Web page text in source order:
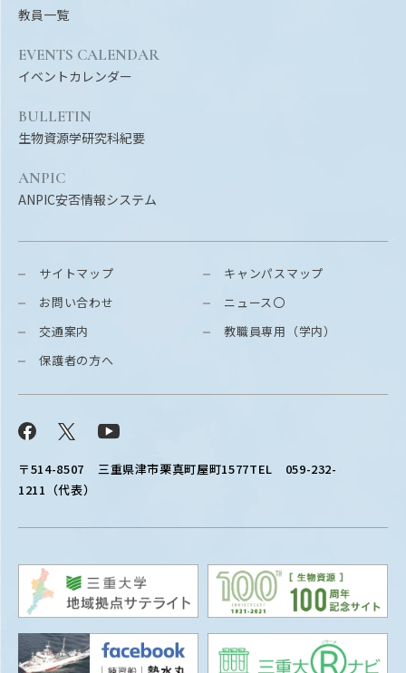
〒514-8507 三重県津市栗真町屋町1577TEL 059-232-
1211（代表）
サイトマップ
お問い合わせ
交通案内
保護者の方へ
Facebook
キャンパスマップ
ニュース〇
教職員専用（学内）
教員一覧
EVENTS CALENDAR
イベントカレンダー
BULLETIN
生物資源学研究科紀要
ANPIC
ANPIC安否情報システム